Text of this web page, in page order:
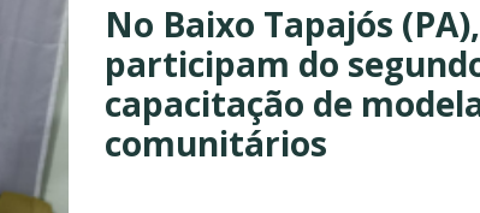
No Baixo Tapajós
participam do
capacitação de
comunitários